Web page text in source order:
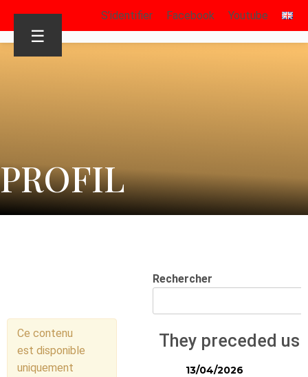
S’identifier Facebook Youtube
☰
PROFIL
Ce contenu
est disponible
uniquement
Rechercher
They preceded us
13/04/2026